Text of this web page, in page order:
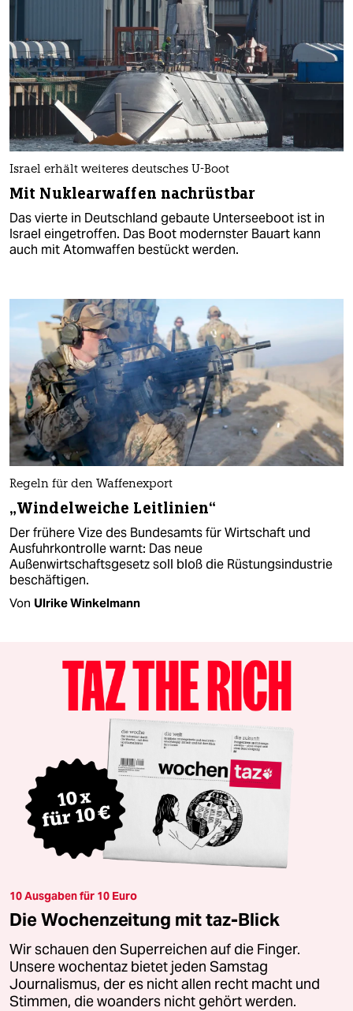
Israel erhält weiteres deutsches U-Boot
Mit Nuklearwaffen nachrüstbar
Das vierte in Deutschland gebaute Unterseeboot ist in
Israel eingetroffen. Das Boot modernster Bauart kann
auch mit Atomwaffen bestückt werden.
Regeln für den Waffenexport
„Windelweiche Leitlinien“
Der frühere Vize des Bundesamts für Wirtschaft und
Ausfuhrkontrolle warnt: Das neue
Außenwirtschaftsgesetz soll bloß die Rüstungsindustrie
beschäftigen.
Von Ulrike Winkelmann
10 Ausgaben für 10 Euro
Die Wochenzeitung mit taz-Blick
Wir schauen den Superreichen auf die Finger.
Unsere wochentaz bietet jeden Samstag
Journalismus, der es nicht allen recht macht und
Stimmen, die woanders nicht gehört werden.